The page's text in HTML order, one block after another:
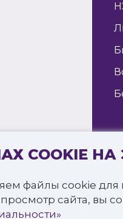
COOKIE
файлы cookie для
сайта, вы
©